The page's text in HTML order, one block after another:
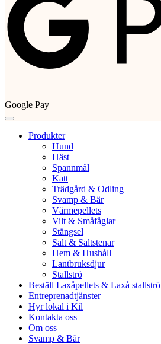
Google Pay
Produkter
Hund
Häst
Spannmål
Katt
Trädgård & Odling
Svamp & Bär
Värmepellets
Vilt & Småfåglar
Stängsel
Salt & Saltstenar
Hem & Hushåll
Lantbruksdjur
Stallströ
Beställ Laxåpellets & Laxå stallströ
Entreprenadtjänster
Hyr lokal i Kil
Kontakta oss
Om oss
Svamp & Bär